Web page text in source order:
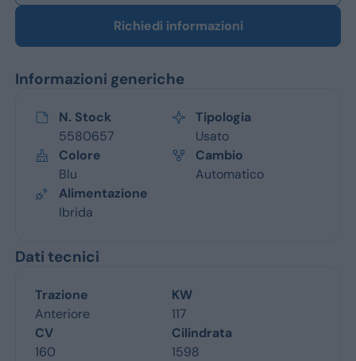
Ford
Opel
Richiedi informazioni
Informazioni generiche
N. Stock
5580657
Tipologia
Usato
Colore
Blu
Cambio
Automatico
Alimentazione
Ibrida
Dati tecnici
Trazione
Anteriore
KW
117
CV
160
Cilindrata
1598